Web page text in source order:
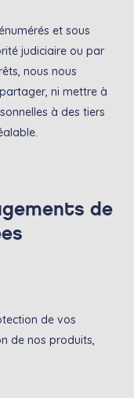
et sous
judiciaire ou par
nous nous
ni mettre à
à des tiers
de
de vos
de nos produits,